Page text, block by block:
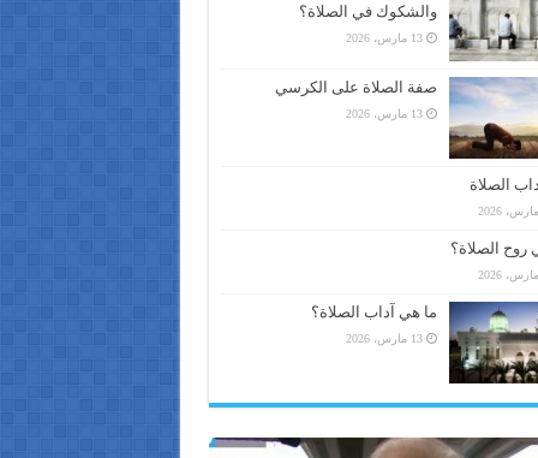
والشكوك في الصلاة؟
13 مارس، 2026
صفة الصلاة على الكرسي
13 مارس، 2026
الصلاة
روح الصلاة؟
ما هي آداب الصلاة؟
13 مارس، 2026